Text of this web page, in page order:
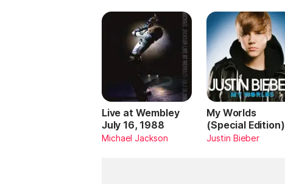
Live at Wembley
July 16, 1988
Michael Jackson
My Worlds
(Special Edition)
Justin Bieber